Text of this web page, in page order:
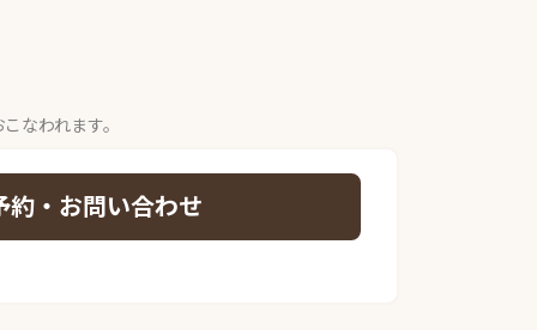
なわれます。
・お問い合わせ